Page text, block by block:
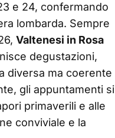
e 24, confermando
lombarda. Sempre
Valtenesi in Rosa
degustazioni,
diversa ma coerente
gli appuntamenti si
primaverili e alle
conviviale e la